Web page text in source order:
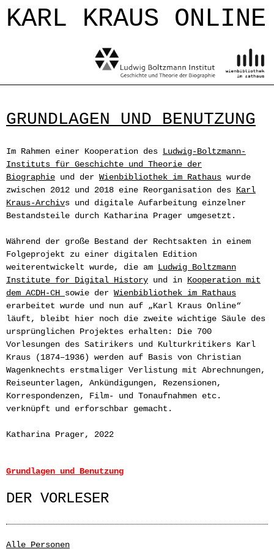
Jump to navigation
KARL KRAUS ONLINE
GRUNDLAGEN UND BENUTZUNG
Im Rahmen einer Kooperation des Ludwig-Boltzmann-
Instituts für Geschichte und Theorie der
Biographie und der Wienbibliothek im Rathaus wurde
zwischen 2012 und 2018 eine Reorganisation des Karl
Kraus-Archivs und digitale Aufarbeitung einzelner
Bestandsteile durch Katharina Prager umgesetzt.
Während der große Bestand der Rechtsakten in einem
Folgeprojekt zu einer digitalen Edition
weiterentwickelt wurde, die am Ludwig Boltzmann
Institute for Digital History und in Kooperation mit
dem ACDH-CH sowie der Wienbibliothek im Rathaus
erarbeitet wurde und nun auf „Karl Kraus Online“
läuft, bleibt hier noch die zweite wichtige Säule des
ursprünglichen Projektes erhalten: Die 700
Vorlesungen des Satirikers und Kulturkritikers Karl
Kraus (1874–1936)
werden auf Basis von Christian
Wagenknechts erstmaliger Verlistung mit Abrechnungen,
Reiseunterlagen, Ankündigungen, Rezensionen,
Korrespondenzen, Film- und Tonaufnahmen etc.
verknüpft und erforschbar gemacht.
Katharina Prager, 2022
Grundlagen und Benutzung
DER VORLESER
Alle Personen